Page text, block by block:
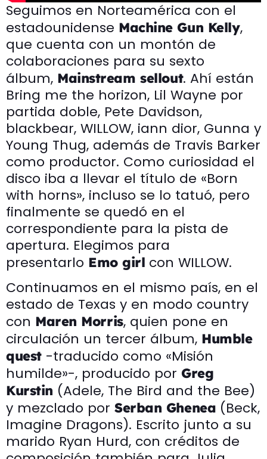
Seguimos en Norteamérica con el
estadounidense Machine Gun Kelly,
que cuenta con un montón de
colaboraciones para su sexto
álbum, Mainstream sellout. Ahí están
Bring me the horizon, Lil Wayne por
partida doble, Pete Davidson,
blackbear, WILLOW, iann dior, Gunna y
Young Thug, además de Travis Barker
como productor. Como curiosidad el
disco iba a llevar el título de «Born
with horns», incluso se lo tatuó, pero
finalmente se quedó en el
correspondiente para la pista de
apertura. Elegimos para
presentarlo Emo girl con WILLOW.
Continuamos en el mismo país, en el
estado de Texas y en modo country
con Maren Morris, quien pone en
circulación un tercer álbum, Humble
quest-traducido como «Misión
humilde»-, producido por Greg
Kurstin (Adele, The Bird and the Bee)
y mezclado por Serban Ghenea (Beck,
Imagine Dragons). Escrito junto a su
marido Ryan Hurd, con créditos de